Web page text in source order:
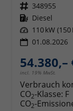
Fahrzeugnr. 348955
Kraftstoff Diesel
Leistung 110 kW (150
01.08.2026
54.380,–
incl. 19% MwSt.
Verbrauch
CO2-Klasse: F
CO2-